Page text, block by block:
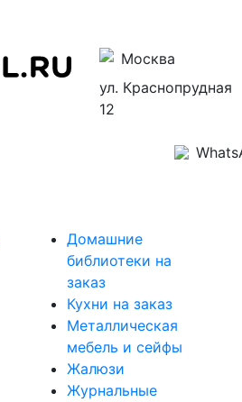
Москва
ул. Краснопрудная
12
Домашние
библиотеки на
заказ
Кухни на заказ
Металлическая
мебель и сейфы
Жалюзи
Журнальные